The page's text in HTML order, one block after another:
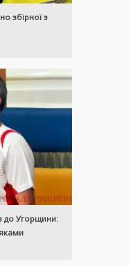
збірної з
до Угорщини: